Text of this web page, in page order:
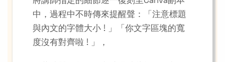
中，過程中不時傳來提醒聲：「注意標題
與內文的字體大小 ! 」「你文字區塊的寬
度沒有對齊啦 ! 」，